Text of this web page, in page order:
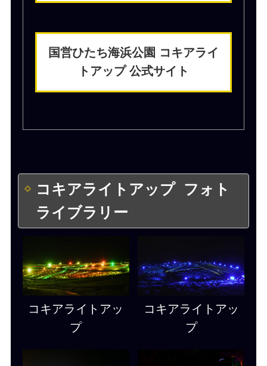
国営ひたち海浜公園 コキアライ
トアップ 公式サイト
コキアライトアップ フォト
ライブラリー
コキアライトアッ
プ
コキアライトアッ
プ